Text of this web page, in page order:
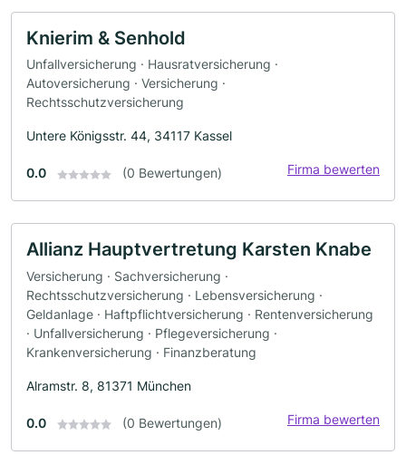
Knierim & Senhold
Unfallversicherung · Hausratversicherung ·
Autoversicherung · Versicherung ·
Rechtsschutzversicherung
Untere Königsstr. 44, 34117 Kassel
0.0 (0 Bewertungen) Firma bewerten
Allianz Hauptvertretung Karsten Knabe
Versicherung · Sachversicherung ·
Rechtsschutzversicherung · Lebensversicherung ·
Geldanlage · Haftpflichtversicherung · Rentenversicherung
· Unfallversicherung · Pflegeversicherung ·
Krankenversicherung · Finanzberatung
Alramstr. 8, 81371 München
0.0 (0 Bewertungen) Firma bewerten